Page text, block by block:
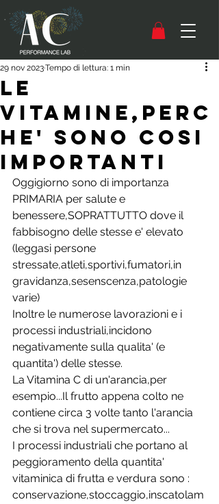
Le
Vitamine,perc
he' sono cosi
IMPORTANTI
29 nov 2023Tempo di lettura: 1 min
Oggigiorno sono di importanza
PRIMARIA per salute e
benessere,SOPRATTUTTO dove il
fabbisogno delle stesse e' elevato
(leggasi persone
stressate,atleti,sportivi,fumatori,in
gravidanza,sesenscenza,patologie
varie)
Inoltre le numerose lavorazioni e i
processi industriali,incidono
negativamente sulla qualita' (e
quantita') delle stesse.
La Vitamina C di un'arancia,per
esempio...Il frutto appena colto ne
contiene circa 3 volte tanto l'arancia
che si trova nel supermercato...
I processi industriali che portano al
peggioramento della quantita'
vitaminica di frutta e verdura sono :
conservazione,stoccaggio,inscatolam